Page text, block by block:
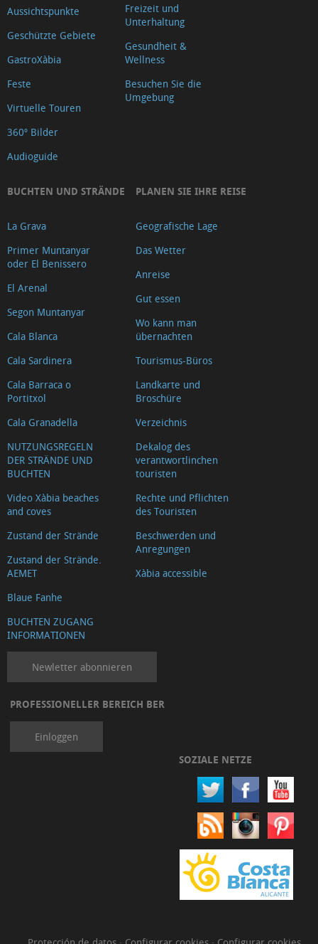
Aussichtspunkte
Geschützte Gebiete
GastroXàbia
Feste
Virtuelle Touren
360º Bilder
Audioguide
Freizeit und
Unterhaltung
Gesundheit &
Wellness
Besuchen Sie die
Umgebung
BUCHTEN UND STRÄNDE
La Grava
Primer Muntanyar
oder El Benissero
El Arenal
Segon Muntanyar
Cala Blanca
Cala Sardinera
Cala Barraca o
Portitxol
Cala Granadella
NUTZUNGSREGELN
DER STRÄNDE UND
BUCHTEN
Video Xàbia beaches
and coves
Zustand der Strände
Zustand der Strände.
AEMET
Blaue Fanhe
BUCHTEN ZUGANG
INFORMATIONEN
PLANEN SIE IHRE REISE
Geografische Lage
Das Wetter
Anreise
Gut essen
Wo kann man
übernachten
Tourismus-Büros
Landkarte und
Broschüre
Verzeichnis
Dekalog des
verantwortlinchen
touristen
Rechte und Pflichten
des Touristen
Beschwerden und
Anregungen
Xàbia accessible
Newletter abonnieren
PROFESSIONELLER BEREICH BER
Einloggen
SOZIALE NETZE